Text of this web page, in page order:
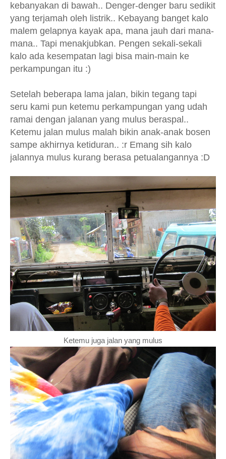
kebanyakan di bawah.. Denger-denger baru sedikit
yang terjamah oleh listrik.. Kebayang banget kalo
malem gelapnya kayak apa, mana jauh dari mana-
mana.. Tapi menakjubkan. Pengen sekali-sekali
kalo ada kesempatan lagi bisa main-main ke
perkampungan itu :)
Setelah beberapa lama jalan, bikin tegang tapi
seru kami pun ketemu perkampungan yang udah
ramai dengan jalanan yang mulus beraspal..
Ketemu jalan mulus malah bikin anak-anak bosen
sampe akhirnya ketiduran.. :r Emang sih kalo
jalannya mulus kurang berasa petualangannya :D
Ketemu juga jalan yang mulus